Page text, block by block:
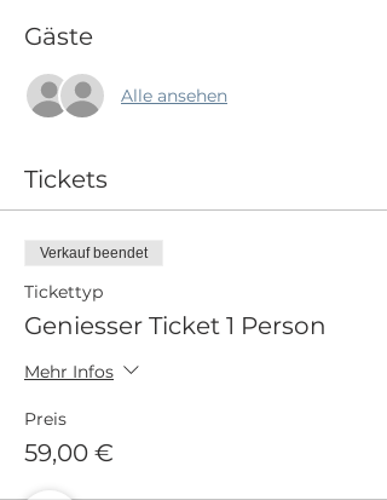
Gäste
Alle ansehen
Tickets
Verkauf beendet
Tickettyp
Geniesser Ticket 1 Person
Mehr Infos
Preis
59,00 €